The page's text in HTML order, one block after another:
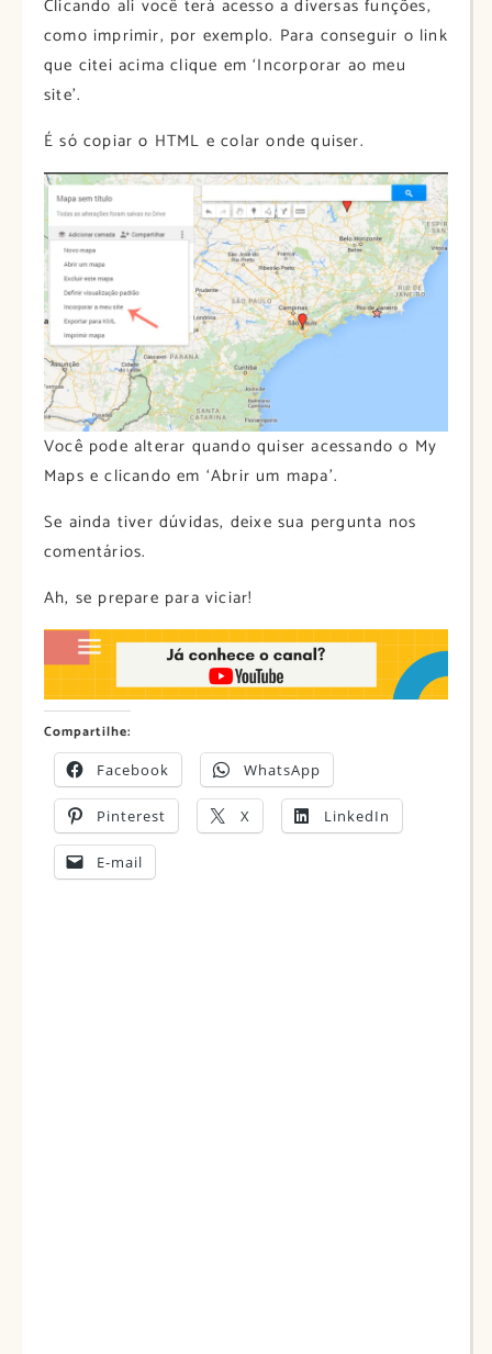
Clicando ali você terá acesso a diversas funções,
como imprimir, por exemplo. Para conseguir o link
que citei acima clique em ‘Incorporar ao meu
site’.
É só copiar o HTML e colar onde quiser.
Você pode alterar quando quiser acessando o My
Maps e clicando em ‘Abrir um mapa’.
Se ainda tiver dúvidas, deixe sua pergunta nos
comentários.
Ah, se prepare para viciar!
Compartilhe:
Facebook WhatsApp
Pinterest X LinkedIn
E-mail